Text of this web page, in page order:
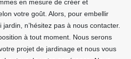
en mesure de créer et
votre goût. Alors, pour embellir
n’hésitez pas à nous contacter.
à tout moment. Nous serons
projet de jardinage et nous vous